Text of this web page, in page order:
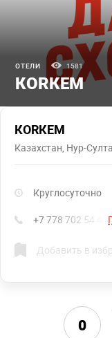
ОТЕЛИ 1581
КОRКЕМ
КОRКЕМ
Казахстан, Нур-
Круглосуточно
+7 778 702 54 45
Добавить в
0